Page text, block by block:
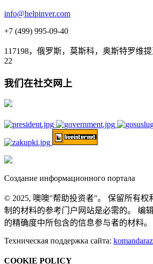
info@helpinver.com
+7 (499) 995-09-40
117198，俄罗斯，莫斯科，奥斯特罗维
22
我们在社交网上
Создание информационного портала
© 2025, 噢噢"帮助投资者"。 保留所有权
制的材料的参考门户网站是必需的。 编
的精确度中所包含的信息参与者的材料。
Техническая поддержка сайта:
COOKIE POLICY